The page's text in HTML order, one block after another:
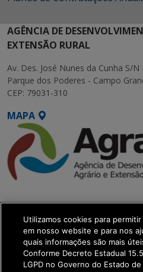
AGÊNCIA DE
EXTENSÃO RURAL
Av. Des. José Nunes da Cunha S/
Parque dos Poderes - Campo
CEP: 79031-310
MAPA
SETDIG | Secretaria-
Executiva de
Transformação Digital
get_footer();
Utilizamos cookies para
em nosso website e para nos
quais informações são mais
Conforme Decreto Estadual
LGPD no Governo do Estado